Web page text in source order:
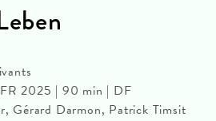
2025 | 90 min | DF
Gérard Darmon, Patrick Timsit